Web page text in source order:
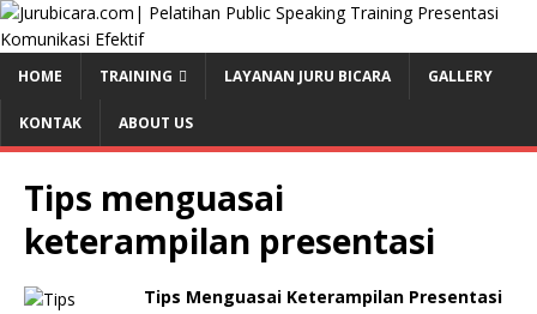
HOME TRAINING LAYANAN JURU BICARA GALLERY
KONTAK ABOUT US
Tips menguasai
keterampilan presentasi
Tips Menguasai Keterampilan Presentasi